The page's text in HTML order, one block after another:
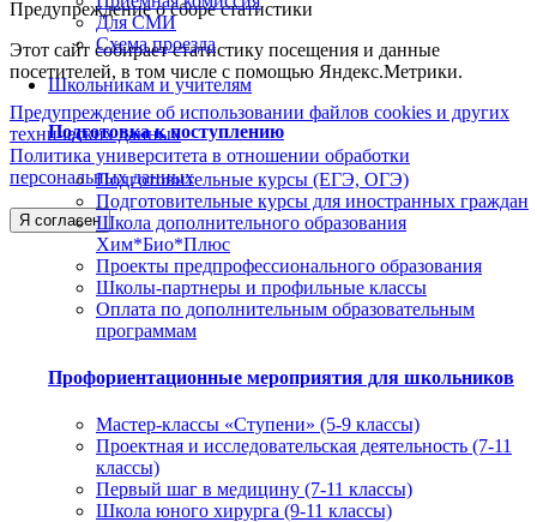
Для СМИ
Схема проезда
Школьникам и учителям
Подготовка к поступлению
Подготовительные курсы (ЕГЭ, ОГЭ)
Подготовительные курсы для иностранных граждан
Школа дополнительного образования
Хим*Био*Плюс
Проекты предпрофессионального образования
Школы-партнеры и профильные классы
Оплата по дополнительным образовательным
программам
Профориентационные мероприятия для школьников
Мастер-классы «Ступени» (5-9 классы)
Проектная и исследовательская деятельность (7-11
классы)
Первый шаг в медицину (7-11 классы)
Школа юного хирурга (9-11 классы)
Предупреждение о сборе статистики
Этот сайт собирает статистику посещения и данные
посетителей, в том числе с помощью Яндекс.Метрики.
Предупреждение об использовании файлов cookies и других
технических данных
Политика университета в отношении обработки
персональных данных
Я согласен